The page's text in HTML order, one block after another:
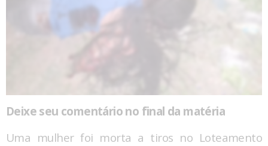
Deixe seu comentário no final da matéria
Uma mulher foi morta a tiros no Loteamento